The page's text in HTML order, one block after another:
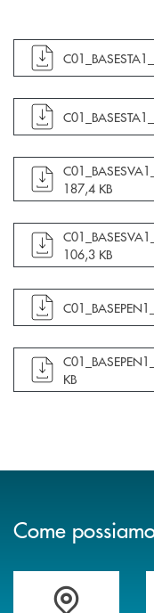
apre documento
apre documento
apre documento
187,4 KB
apre documento
106,3 KB
apre documento
apre documento
KB
Come
Trova la filiale più